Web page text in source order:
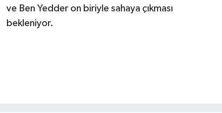
ve Ben Yedder on biriyle sahaya çıkması
bekleniyor.